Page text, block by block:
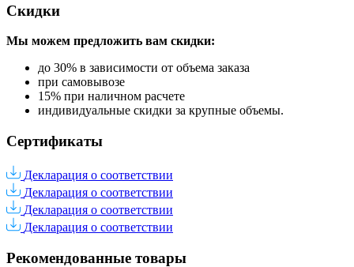
Скидки
Мы можем предложить вам скидки:
до 30% в зависимости от объема заказа
при самовывозе
15% при наличном расчете
индивидуальные скидки за крупные объемы.
Сертификаты
Декларация о соответствии
Декларация о соответствии
Декларация о соответствии
Декларация о соответствии
Рекомендованные товары